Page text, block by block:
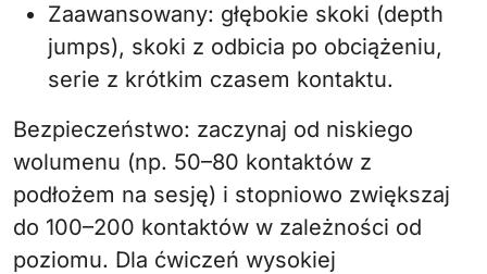
Zaawansowany: głębokie skoki (depth
jumps), skoki z odbicia po obciążeniu,
serie z krótkim czasem kontaktu.
Bezpieczeństwo: zaczynaj od niskiego
wolumenu (np. 50–80 kontaktów z
podłożem na sesję) i stopniowo zwiększaj
do 100–200 kontaktów w zależności od
poziomu. Dla ćwiczeń wysokiej